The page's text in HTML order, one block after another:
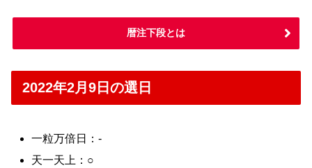
暦注下段とは
2022年2月9日の選日
一粒万倍日：-
天一天上：○